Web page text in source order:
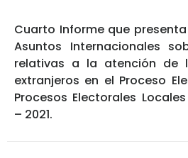
Cuarto Informe que
Asuntos Internacionales
relativas a la atención de
extranjeros en el Proceso
Procesos Electorales
– 2021.